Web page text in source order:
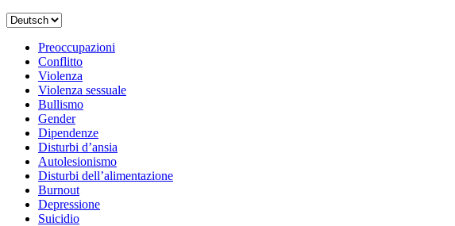
Scegli
lingua
Preoccupazioni
Conflitto
Violenza
Violenza sessuale
Bullismo
Gender
Dipendenze
Disturbi d’ansia
Autolesionismo
Disturbi dell’alimentazione
Burnout
Depressione
Suicidio